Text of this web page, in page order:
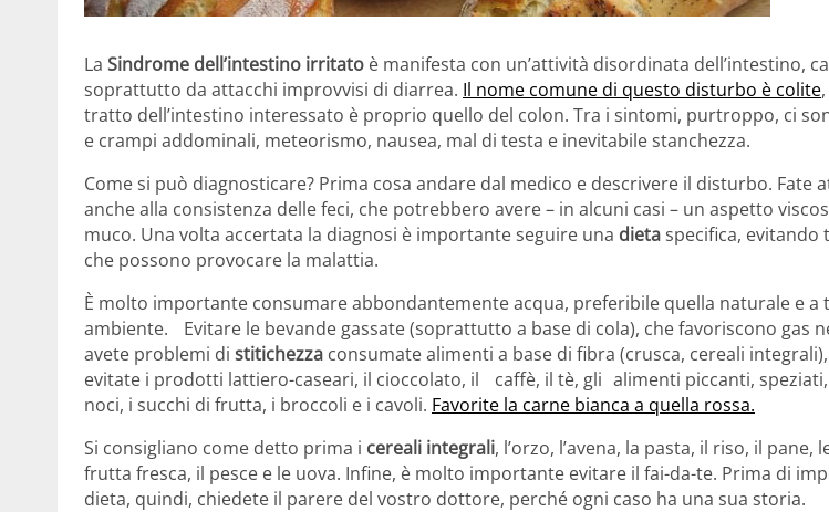
La Sindrome dell’intestino irritato è manifesta con un’attività disordinata dell’intestino,
soprattutto da attacchi improvvisi di diarrea. Il nome comune di questo disturbo è colite
tratto dell’intestino interessato è proprio quello del colon. Tra i sintomi, purtroppo, ci
e crampi addominali, meteorismo, nausea, mal di testa e inevitabile stanchezza.
Come si può diagnosticare? Prima cosa andare dal medico e descrivere il disturbo. Fate
anche alla consistenza delle feci, che potrebbero avere – in alcuni casi – un aspetto
muco. Una volta accertata la diagnosi è importante seguire una dietaspecifica, evitando
che possono provocare la malattia.
È molto importante consumare abbondantemente acqua, preferibile quella naturale e a
ambiente. Evitare le bevande gassate (soprattutto a base di cola), che favoriscono gas
avete problemi di stitichezza consumate alimenti a base di fibra (crusca, cereali
evitate i prodotti lattiero-caseari, il cioccolato, il caffè, il tè, gli alimenti piccanti,
noci, i succhi di frutta, i broccoli e i cavoli. Favorite la carne bianca a quella rossa.
Si consigliano come detto prima i cereali integrali, l’orzo, l’avena, la pasta, il riso, il pane,
frutta fresca, il pesce e le uova. Infine, è molto importante evitare il fai-da-te. Prima di
dieta, quindi, chiedete il parere del vostro dottore, perché ogni caso ha una sua storia.